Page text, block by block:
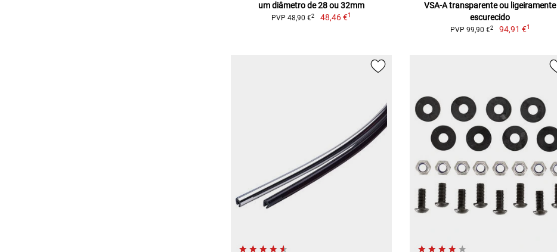
um diâmetro de 28 ou 32mm
PVP 48,90 €2 48,46 €1
VSA-A transparente ou ligeiramente
escurecido
PVP 99,90 €2 94,91 €1